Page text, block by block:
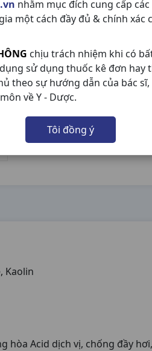
nhằm mục đích cung cấp
một cách đầy đủ & chính xác
chịu trách nhiệm khi có
sử dụng thuốc kê đơn hay
theo sự hướng dẫn của bác
về Y - Dược.
Tôi đồng ý
Kaolin
Acid dịch vị, chống đầy